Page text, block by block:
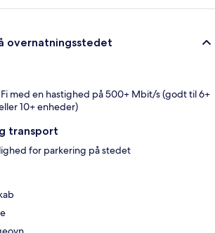
overnatningsstedet
med en hastighed på 500+ Mbit/s (godt til 6+
10+ enheder)
transport
for parkering på stedet